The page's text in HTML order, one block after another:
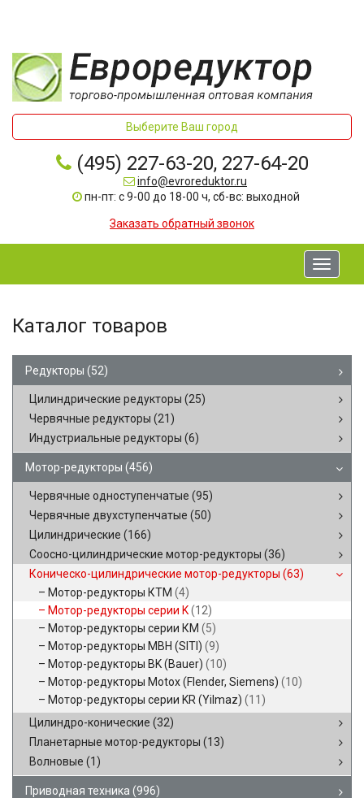
Выберите Ваш город
(495) 227-63-20, 227-64-20
info@evroreduktor.ru
пн-пт: с 9-00 до 18-00 ч, сб-вс: выходной
Заказать обратный звонок
Toggle
Каталог товаров
Редукторы (52)
Цилиндрические редукторы (25)
Червячные редукторы (21)
Индустриальные редукторы (6)
Мотор-редукторы (456)
Червячные одноступенчатые (95)
Червячные двухступенчатые (50)
Цилиндрические (166)
Соосно-цилиндрические мотор-редукторы (36)
Коническо-цилиндрические мотор-редукторы (63)
Мотор-редукторы КТМ (4)
Мотор-редукторы серии K(12)
Мотор-редукторы серии КМ (5)
Мотор-редукторы MBH (SITI) (9)
Мотор-редукторы BK (Bauer) (10)
Мотор-редукторы Motox (Flender, Siemens) (10)
Мотор-редукторы серии KR (Yilmaz) (11)
Цилиндро-конические (32)
Планетарные мотор-редукторы (13)
Волновые (1)
Приводная техника (996)